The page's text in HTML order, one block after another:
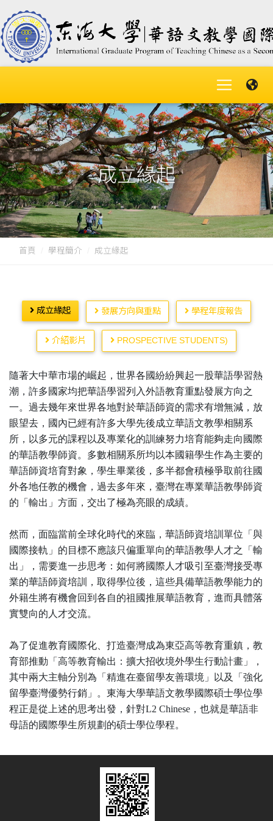
成立緣起
首頁 學程簡介 成立緣起
成立緣起 發展方向與重點 學程年度報告
介紹影片 PROSPECTIVE STUDENTS)
隨著大中華市場的崛起，世界各國紛紛興起一股華語學習熱
潮，許多國家均把華語學習列入外語教育重點發展方向之
一。過去幾年來世界各地對於華語師資的需求有增無減，放
眼望去，國內已經有許多大學先後成立華語文教學相關系
所，以多元的課程以及專業化的訓練努力培育能夠走向國際
的華語教學師資。多數相關系所均以本國籍學生作為主要的
華語師資培育對象，學生畢業後，多半都會積極爭取前往國
外各地任教的機會，過去多年來，臺灣在專業華語教學師資
的「輸出」方面，交出了極為亮眼的成績。
然而，面臨當前全球化時代的來臨，華語師資培訓單位「與
國際接軌」的目標不應該只偏重單向的華語教學人才之「輸
出」，需要進一步思考：如何將國際人才吸引至臺灣接受專
業的華語師資培訓，取得學位後，這些具備華語教學能力的
外籍生將有機會回到各自的祖國推展華語教育，進而具體落
實雙向的人才交流。
為了促進教育國際化、打造臺灣成為東亞高等教育重鎮，教
育部推動「高等教育輸出：擴大招收境外學生行動計畫」，
其中兩大主軸分別為「精進在臺留學友善環境」以及「強化
留學臺灣優勢行銷」。東海大學華語文教學國際碩士學位學
程正是從上述的思考出發，針對L2 Chinese，也就是華語非
母語的國際學生所規劃的碩士學位學程。